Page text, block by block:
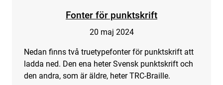
Fonter för punktskrift
20 maj 2024
Nedan finns två truetypefonter för punktskrift att
ladda ned. Den ena heter Svensk punktskrift och
den andra, som är äldre, heter TRC-Braille.